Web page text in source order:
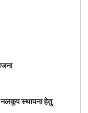
स्थापना हेतु